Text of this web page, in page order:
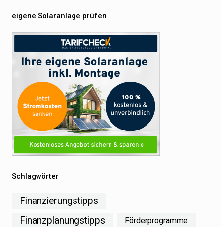
eigene Solaranlage prüfen
Schlagwörter
Finanzierungstipps
Finanzplanungstipps
Förderprogramme